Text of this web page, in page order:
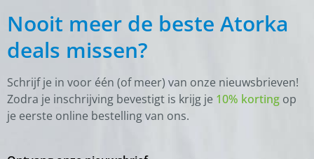
Nooit meer de beste Atorka
deals missen?
Schrijf je in voor één (of meer) van onze nieuwsbrieven!
Zodra je inschrijving bevestigt is krijg je 10% korting op
je eerste online bestelling van ons.